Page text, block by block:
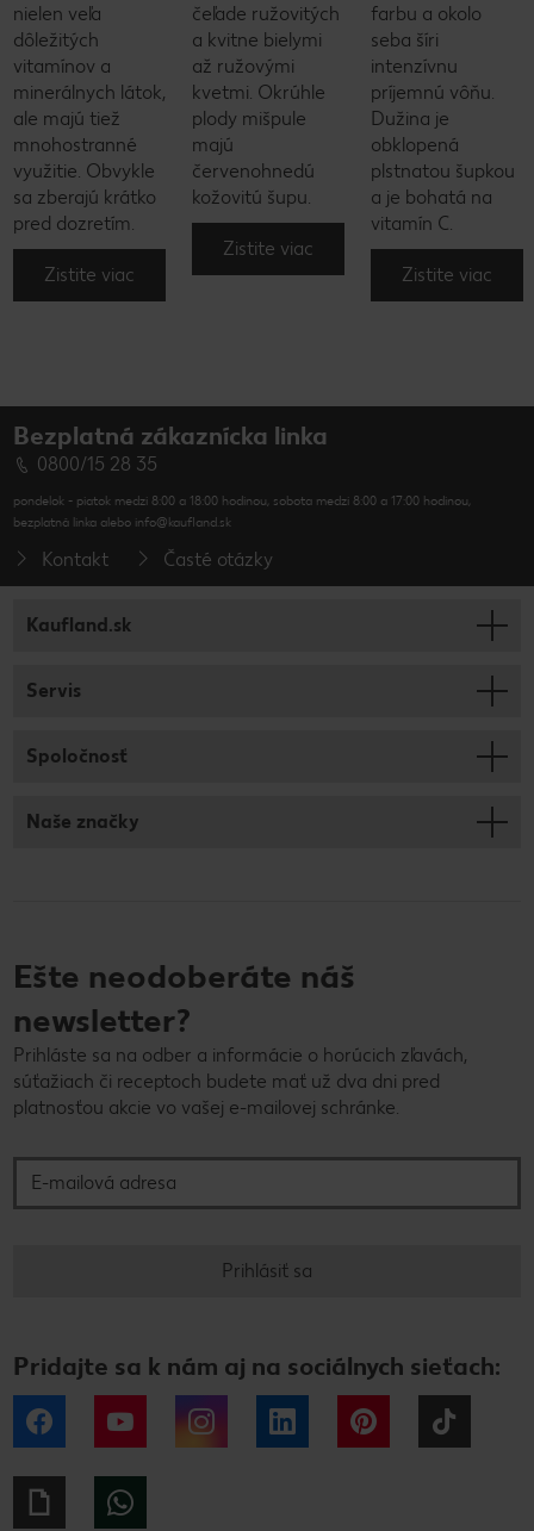
nielen veľa
dôležitých
vitamínov a
minerálnych látok,
ale majú tiež
mnohostranné
využitie. Obvykle
sa zberajú krátko
pred dozretím.
Zistite viac
čeľade ružovitých
a kvitne bielymi
až ružovými
kvetmi. Okrúhle
plody mišpule
majú
červenohnedú
kožovitú šupu.
Zistite viac
farbu a okolo
seba šíri
intenzívnu
príjemnú vôňu.
Dužina je
obklopená
plstnatou šupkou
a je bohatá na
vitamín C.
Zistite viac
Bezplatná zákaznícka linka
0800/15 28 35
pondelok - piatok medzi 8:00 a 18:00 hodinou, sobota medzi 8:00 a 17:00 hodinou,
bezplatná linka alebo info@kaufland.sk
Kontakt Časté otázky
Kaufland.sk
Servis
Spoločnosť
Naše značky
Ešte neodoberáte náš
newsletter?
Prihláste sa na odber a informácie o horúcich zľavách,
súťažiach či receptoch budete mať už dva dni pred
platnosťou akcie vo vašej e-mailovej schránke.
Prihlásiť sa
Pridajte sa k nám aj na sociálnych sieťach:
Facebook YouTube Instagram LinkedIn Pinterest
Giphy